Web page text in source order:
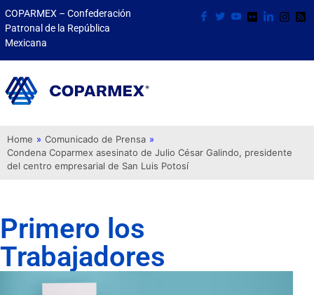
COPARMEX – Confederación
Patronal de la República
Mexicana
Home » Comunicado de Prensa »
Condena Coparmex asesinato de Julio César Galindo, presidente
del centro empresarial de San Luis Potosí
Primero los
Trabajadores